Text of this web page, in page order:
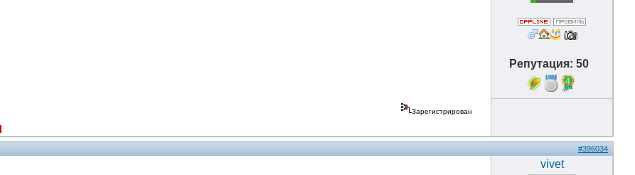
Репутация: 50
4
Зарегистрирован
#396034
vivet